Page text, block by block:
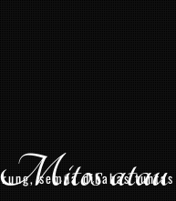
semua dibahas